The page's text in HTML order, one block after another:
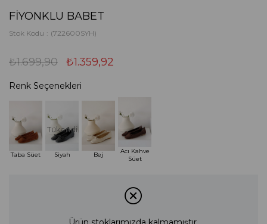
FIYONKLU BABET
Stok Kodu (722600SYH)
₺1.699,90 ₺1.359,92
Renk Seçenekleri
Taba Süet
Tükendi
Siyah Bej
Acı Kahve
Süet